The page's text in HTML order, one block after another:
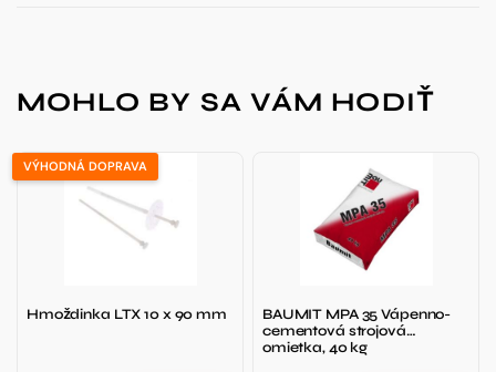
MOHLO BY SA VÁM HODIŤ
VÝHODNÁ DOPRAVA
Hmoždinka LTX 10 x 90 mm
BAUMIT MPA 35 Vápenno-
cementová strojová
omietka, 40 kg